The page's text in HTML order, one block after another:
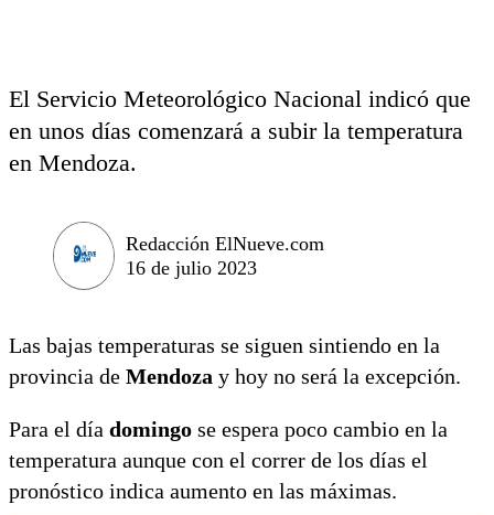
El Servicio Meteorológico Nacional indicó que
en unos días comenzará a subir la temperatura
en Mendoza.
Redacción ElNueve.com
16 de julio 2023
Las bajas temperaturas se siguen sintiendo en la
provincia de Mendoza y hoy no será la excepción.
Para el día domingo se espera poco cambio en la
temperatura aunque con el correr de los días el
pronóstico indica aumento en las máximas.